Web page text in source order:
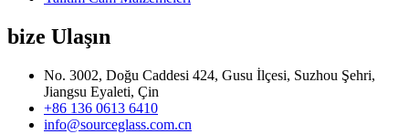
bize Ulaşın
No. 3002, Doğu Caddesi 424, Gusu İlçesi, Suzhou Şehri,
Jiangsu Eyaleti, Çin
+86 136 0613 6410
info@sourceglass.com.cn